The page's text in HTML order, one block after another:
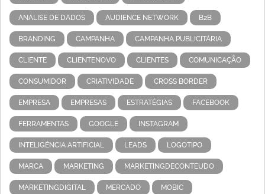
ANÁLISE DE DADOS AUDIENCE NETWORK B2B
BRANDING CAMPANHA CAMPANHA PUBLICITÁRIA
CLIENTE CLIENTENOVO CLIENTES COMUNICAÇÃO
CONSUMIDOR CRIATIVIDADE CROSS BORDER
EMPRESA EMPRESAS ESTRATÉGIAS FACEBOOK
FERRAMENTAS GOOGLE INSTAGRAM
INTELIGÊNCIA ARTIFICIAL LEADS LOGOTIPO
MARCA MARKETING MARKETINGDECONTEUDO
MARKETINGDIGITAL MERCADO MOBIC